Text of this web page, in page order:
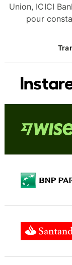
Union, ICICI
pour